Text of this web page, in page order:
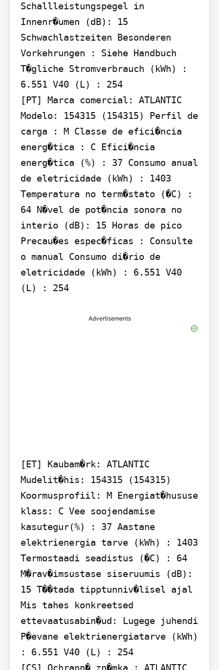
Schallleistungspegel in
Innenr�umen (dB): 15
Schwachlastzeiten Besonderen
Vorkehrungen : Siehe Handbuch
T�gliche Stromverbrauch (kWh) :
6.551 V40 (L) : 254
[PT] Marca comercial: ATLANTIC
Modelo: 154315 (154315) Perfil de
carga : M Classe de efici�ncia
energ�tica : C Efici�ncia
energ�tica (%) : 37 Consumo anual
de eletricidade (kWh) : 1403
Temperatura no term�stato (�C) :
64 N�vel de pot�ncia sonora no
interio (dB): 15 Horas de pico
Precau�es espec�ficas : Consulte
o manual Consumo di�rio de
eletricidade (kWh) : 6.551 V40
(L) : 254
Advertisements
[ET] Kaubam�rk: ATLANTIC
Mudelit�his: 154315 (154315)
Koormusprofiil: M Energiat�hususe
klass: C Vee soojendamise
kasutegur(%) : 37 Aastane
elektrienergia tarve (kWh) : 1403
Termostaadi seadistus (�C) : 64
M�rav�imsustase siseruumis (dB):
15 T��tada tipptunniv�lisel ajal
Mis tahes konkreetsed
ettevaatusabin�ud: Lugege juhendi
P�evane elektrienergiatarve (kWh)
: 6.551 V40 (L) : 254
[CS] Ochrann� zn�mka : ATLANTIC